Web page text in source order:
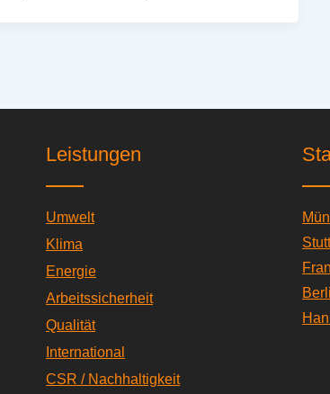
Leistungen
Umwelt
Klima
Energie
Arbeitssicherheit
Qualität
International
CSR / Nachhaltigkeit